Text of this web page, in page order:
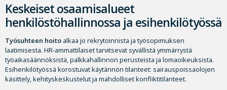
Keskeiset osaamisalueet
henkilöstöhallinnossa ja esihenkilötyössä
Työsuhteen hoito alkaa jo rekrytoinnista ja työsopimuksen
laatimisesta. HR-ammattilaiset tarvitsevat syvällistä ymmärrystä
työaikasäännöksistä, palkkahallinnon perusteista ja lomaoikeuksista.
Esihenkilötyössä korostuvat käytännön tilanteet: sairauspoissaolojen
käsittely, kehityskeskustelut ja mahdolliset konfliktitilanteet.